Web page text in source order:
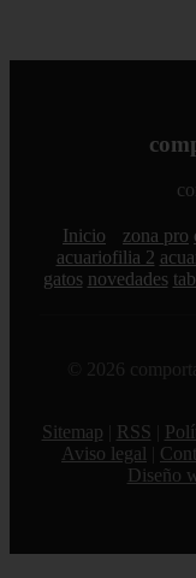
Inicio zona pro
acuariofilia 2
gatos novedades
© 2026
Sitemap
RSS
Aviso legal
Diseño